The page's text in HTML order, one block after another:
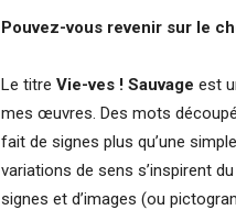
Pouvez-vous revenir sur le
Le titre Vie-ves ! Sauvage est
mes œuvres. Des mots
fait de signes plus qu’une
variations de sens s’inspirent du
signes et d’images (ou